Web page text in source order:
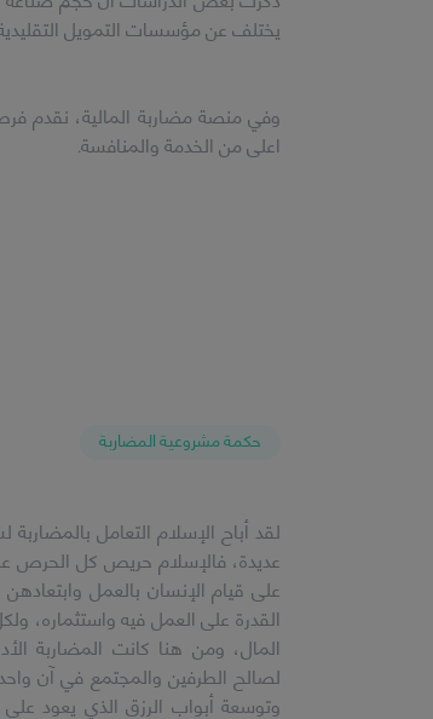
يختلف عن مؤسسات التمويل
اعلى من الخدمة والمنافسة.
حكمة مشروعية المضاربة
لقد أباح الإسلام التعامل
عديدة، فالإسلام حريص كل الحرص
على قيام الإنسان بالعمل
القدرة على العمل فيه واستثماره،
المال، ومن هنا كانت المضاربة
لصالح الطرفين والمجتمع في آن
وتوسعة أبواب الرزق الذي يعود